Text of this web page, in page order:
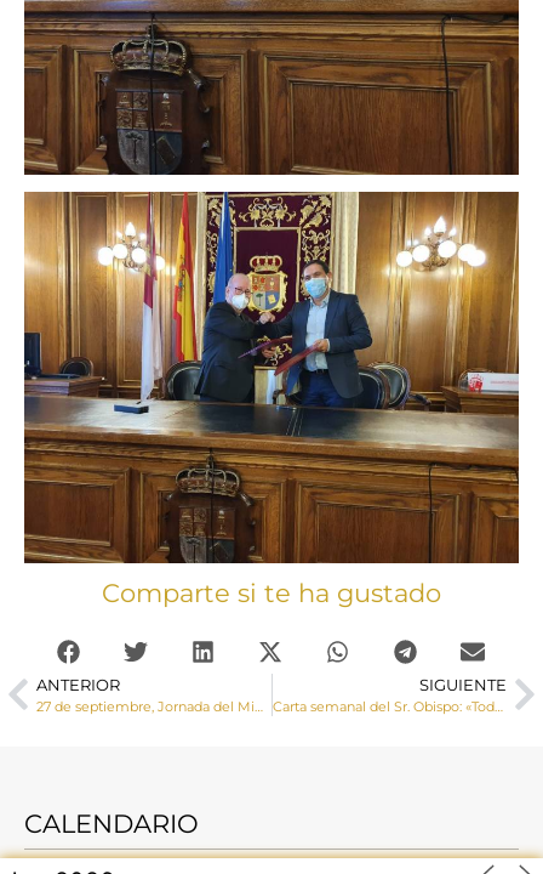
Comparte si te ha gustado
ANTERIOR
27 de septiembre, Jornada del Migrante y del Refugiado
SIGUIENTE
Carta semanal del Sr. Obispo: «Todo hombre es otro como yo”
CALENDARIO